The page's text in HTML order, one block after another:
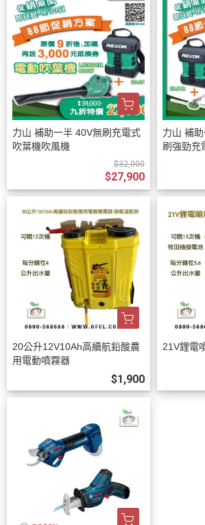
力山 補助一半 40V無刷充電式
吹葉機吹風機
$32,000
$27,900
力山 補
刷強勁充
20公升12V10Ah高續航鉛酸農
用電動噴霧器
$1,900
21V鋰電